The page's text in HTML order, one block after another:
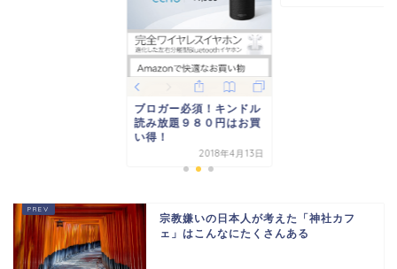
ブロガー必須！キンドル
読み放題９８０円はお買
い得！
2018年4月13日
宗教嫌いの日本人が考えた「神社カフ
ェ」はこんなにたくさんある